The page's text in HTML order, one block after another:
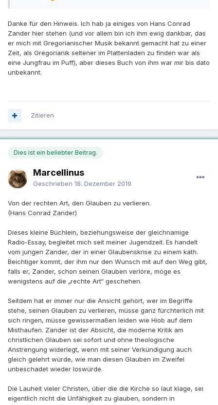
Danke für den Hinweis. Ich hab ja einiges von Hans Conrad
Zander hier stehen (und vor allem bin ich ihm ewig dankbar, das
er mich mit Gregorianischer Musik bekannt gemacht hat zu einer
Zeit, als Gregorianik seltener im Plattenladen zu finden war als
eine Jungfrau im Puff), aber dieses Buch von ihm war mir bis dato
unbekannt.
Zitieren
Dies ist ein beliebter Beitrag.
Marcellinus
Geschrieben 18. Dezember 2019
Von der rechten Art, den Glauben zu verlieren.
(Hans Conrad Zander)
Dieses kleine Büchlein, beziehungsweise der gleichnamige
Radio-Essay, begleitet mich seit meiner Jugendzeit. Es handelt
vom jungen Zander, der in einer Glaubenskrise zu einem kath.
Beichtiger kommt, der ihm nur den Wunsch mit auf den Weg gibt,
falls er, Zander, schon seinen Glauben verlöre, möge es
wenigstens auf die „rechte Art“ geschehen.
Seitdem hat er immer nur die Ansicht gehört, wer im Begriffe
stehe, seinen Glauben zu verlieren, müsse ganz fürchterlich mit
sich ringen, müsse gewissermaßen leiden wie Hiob auf dem
Misthaufen. Zander ist der Absicht, die moderne Kritik am
christlichen Glauben sei sofort und ohne theologische
Anstrengung widerlegt, wenn mit seiner Verkündigung auch
gleich gelehrt würde, wie man diesen Glauben im Zweifel
unbeschadet wieder loswürde.
Die Lauheit vieler Christen, über die die Kirche so laut klage, sei
eigentlich nicht die Unfähigkeit zu glauben, sondern in